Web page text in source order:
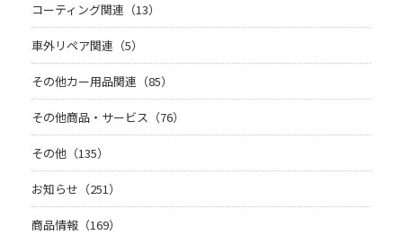
コーティング関連（13）
車外リペア関連（5）
その他カー用品関連（85）
その他商品・サービス（76）
その他（135）
お知らせ（251）
商品情報（169）